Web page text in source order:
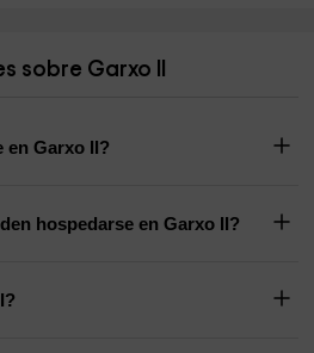
sobre Garxo II
en Garxo II?
hospedarse en Garxo II?